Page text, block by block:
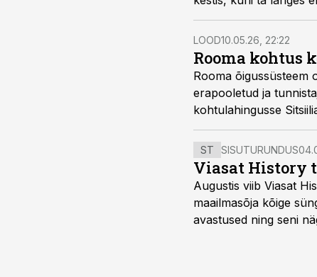
LOOD10.05.26, 22:22
Rooma kohtus
Rooma õigussüsteem
erapooletud ja
kohtulahingusse
ST SISUTURUNDUS
Viasat History
Augustis viib Viasat
maailmasõja kõige
avastused ning seni